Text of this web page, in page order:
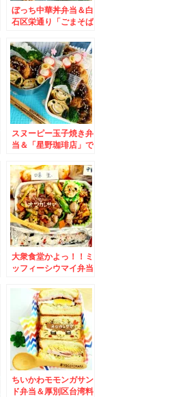
ぼっち中華丼弁当＆白
石区栄通り「ごまそば
メニュー「温おろしそ
ば」「ネギつゆ大盛り
熱々」がマイベスト蕎
麦(*´艸`*)「
スヌーピー玉子焼き弁
当＆「星野珈琲店」で
ング」(*´艸`*)
大衆食堂かよっ！！ミ
ッフィーシウマイ弁当
海楼」さんでランチ～
酢豚定食＆豚骨台湾ラ
ーメン♪
ちいかわモモンガサン
ド弁当＆厚別区台湾料